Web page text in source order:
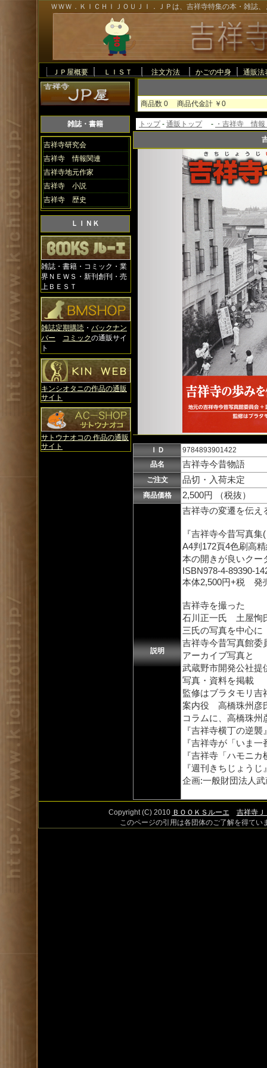
ＷＷＷ．ＫＩＣＨＩＪＯＵＪＩ．ＪＰは、吉祥寺特集の本・雑誌
ＪＰ屋概要 ＬＩＳＴ 注文方法 かごの中身 通販法
雑誌・書籍
吉祥寺研究会
吉祥寺 情報関連
吉祥寺地元作家
吉祥寺 小説
吉祥寺 歴史
ＬＩＮＫ
雑誌・書籍・コミック・業
界ＮＥＷＳ・新刊創刊・売
上ＢＥＳＴ
雑誌定期購読 ・ バックナン
バー
コミックの通販サイ
ト
キンシオタニの作品の通販
サイト
サトウナオコの 作品の通販
サイト
商品数 0 商品代金
トップ- 通販トップ- ・吉祥寺 情
ＩＤ
9784893901422
品名
吉祥寺今昔物語
ご注文 品切・入荷未定
商品価格 2,500円 （税抜）
説明
吉祥寺の変遷を伝
『吉祥寺今昔写真
A4判172頁4色刷高
本の開きが良いクー
ISBN978-4-89390-
本体2,500円+税 発
吉祥寺を撮った
石川正一氏 土屋恂
三氏の写真を中心に
吉祥寺今昔写真館委
アーカイブ写真と
武蔵野市開発公社提
写真・資料を掲載
監修はブラタモリ吉
案内役 高橋珠州彦
コラムに、高橋珠州
『吉祥寺横丁の逆
『吉祥寺が「いま
『吉祥寺「ハモニ
『週刊きちじょう
企画:一般財団法人
Copyright (C) 2010 ＢＯＯＫＳルーエ
吉祥寺Ｊ
このページの引用は各団体のご了解を得て